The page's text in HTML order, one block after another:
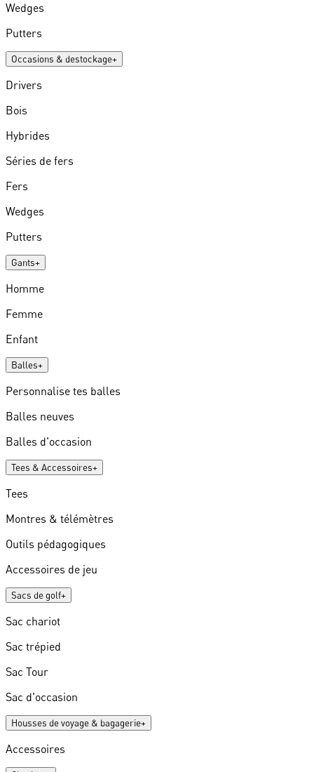
Wedges
Putters
Occasions & destockage+
Drivers
Bois
Hybrides
Séries de fers
Fers
Wedges
Putters
Gants+
Homme
Femme
Enfant
Balles+
Personnalise tes balles
Balles neuves
Balles d'occasion
Tees & Accessoires+
Tees
Montres & télémètres
Outils pédagogiques
Accessoires de jeu
Sacs de golf+
Sac chariot
Sac trépied
Sac Tour
Sac d'occasion
Housses de voyage & bagagerie+
Accessoires